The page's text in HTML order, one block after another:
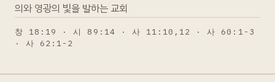
처음오신분
의와 영광의 빛을 발하는 교회
창 18:19 · 시 89:14 · 사 11:10,12 · 사 60:1-3
· 사 62:1-2